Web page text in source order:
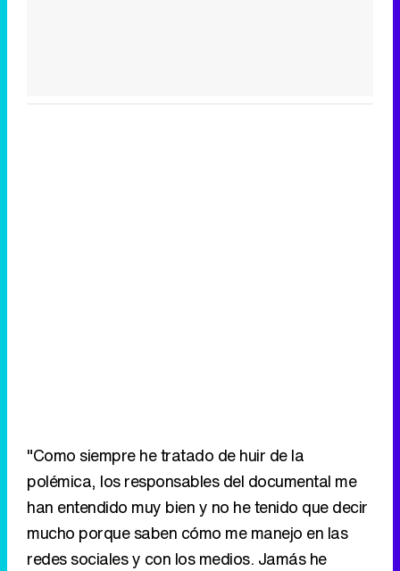
"Como siempre he tratado de huir de la
polémica, los responsables del documental me
han entendido muy bien y no he tenido que decir
mucho porque saben cómo me manejo en las
redes sociales y con los medios. Jamás he